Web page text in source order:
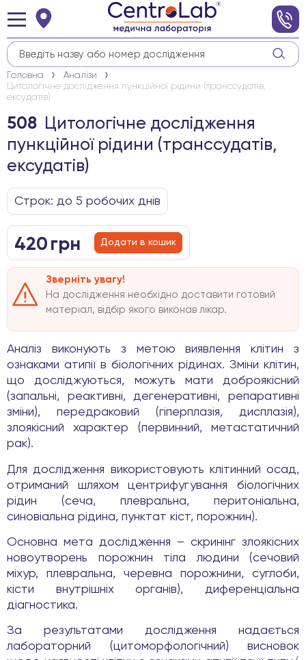
Головна
Аналізи
Цитологічне дослідження пункційної рідини (транссудатів,
ексудатів)
508 Цитологічне дослідження
пункційної рідини (транссудатів,
ексудатів)
Строк: до 5 робочих днів
420 грн Додати в кошик
Зверніть увагу!
На дослідження необхідно доставити готовий
матеріал, відбір якого виконав лікар.
Аналіз виконують з метою виявлення клітин з
ознаками атипії в біологічних рідинах. Зміни клітин,
що досліджуються, можуть мати доброякісний
(запальні, реактивні, дегенеративні, репаративні
зміни), передраковий (гіперплазія, дисплазія),
злоякісний характер (первинний, метастатичний
рак).
Для дослідження використовують клітинний осад,
отриманий шляхом центрифугування біологічних
рідин (сеча, плевральна, перитоніальна,
синовіальна рідина, пунктат кіст, порожнин).
Основна мета дослідження – скринінг злоякісних
новоутворень порожнин тіла людини (сечовий
міхур, плевральна, черевна порожнини, суглоби,
кісти внутрішніх органів), диференціальна
діагностика.
За результатами дослідження надається
лабораторний (цитоморфологічний) висновок